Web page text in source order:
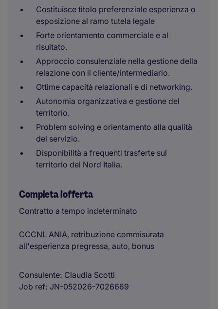
Costituisce titolo preferenziale esperienza o
esposizione al ramo tutela legale
Forte orientamento commerciale e al
risultato.
Approccio consulenziale nella gestione della
relazione con il cliente/intermediario.
Ottime capacità relazionali e di networking.
Autonomia organizzativa e gestione del
territorio.
Problem solving e orientamento alla qualità
del servizio.
Disponibilità a frequenti trasferte sul
territorio del Nord Italia.
Completa l'offerta
Contratto a tempo indeterminato
CCCNL ANIA, retribuzione commisurata
all'esperienza pregressa, auto, bonus
Consulente Claudia Scotti
Job ref JN-052026-7026669